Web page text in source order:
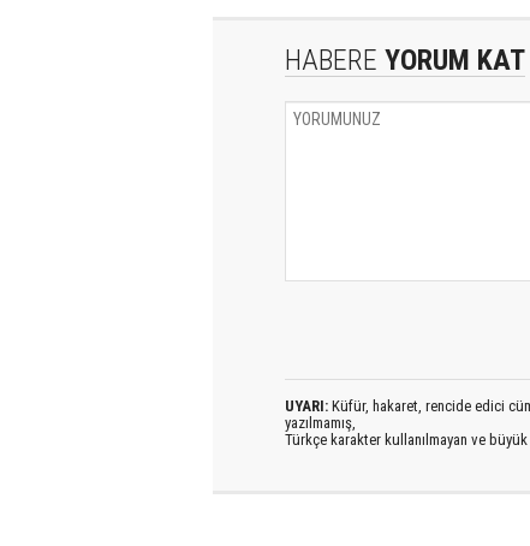
HABERE YORUM KAT
UYARI: Küfür, hakaret, rencide edici
yazılmamış,
Türkçe karakter kullanılmayan ve